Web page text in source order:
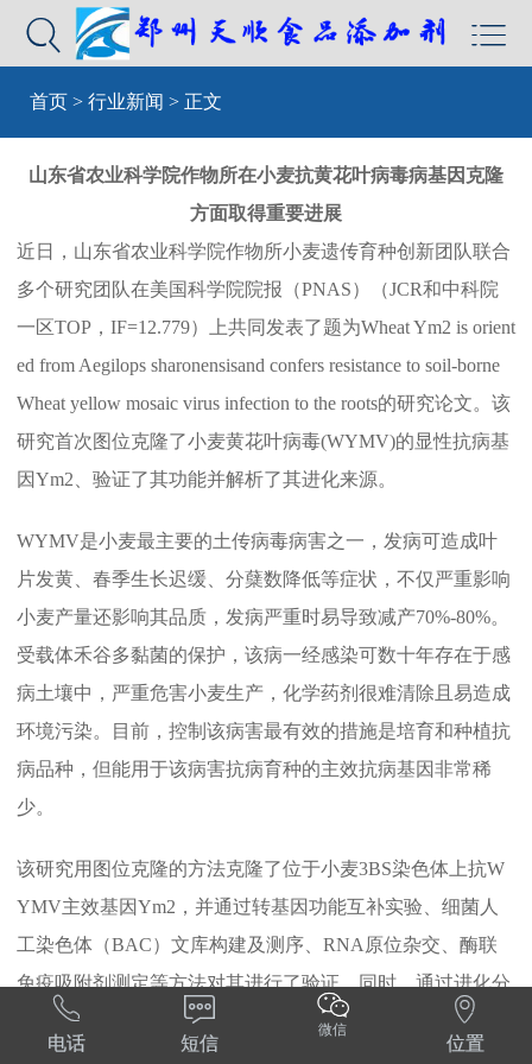


首页 > 行业新闻 > 正文
山东省农业科学院作物所在小麦抗黄花叶病毒病基因克隆
方面取得重要进展
近日，山东省农业科学院作物所小麦遗传育种创新团队联合
多个研究团队在美国科学院院报（PNAS）（JCR和中科院
一区TOP，IF=12.779）上共同发表了题为Wheat Ym2 is orient
ed from Aegilops sharonensisand confers resistance to soil-borne
Wheat yellow mosaic virus infection to the roots的研究论文。该
研究首次图位克隆了小麦黄花叶病毒(WYMV)的显性抗病基
因Ym2、验证了其功能并解析了其进化来源。
WYMV是小麦最主要的土传病毒病害之一，发病可造成叶
片发黄、春季生长迟缓、分蘖数降低等症状，不仅严重影响
小麦产量还影响其品质，发病严重时易导致减产70%-80%。
受载体禾谷多黏菌的保护，该病一经感染可数十年存在于感
病土壤中，严重危害小麦生产，化学药剂很难清除且易造成
环境污染。目前，控制该病害最有效的措施是培育和种植抗
病品种，但能用于该病害抗病育种的主效抗病基因非常稀
少。
该研究用图位克隆的方法克隆了位于小麦3BS染色体上抗W
YMV主效基因Ym2，并通过转基因功能互补实验、细菌人
工染色体（BAC）文库构建及测序、RNA原位杂交、酶联
免疫吸附剂测定等方法对其进行了验证。同时，通过进化分
析方法证实了该基因来源于小麦的近源植物沙融山羊草。通
过自然发病及人工接种病毒的方法，确定该基因在小麦根中

电话

短信
微信

位置